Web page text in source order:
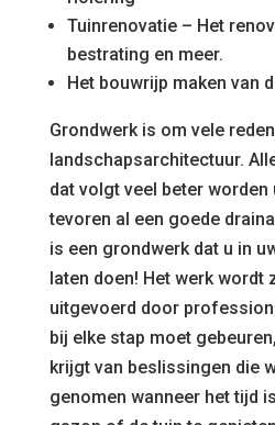
Tuinrenovatie – Het
bestrating en meer.
Het bouwrijp maken van
Grondwerk is om vele
landschapsarchitectuur.
dat volgt veel beter
tevoren al een goede
is een grondwerk dat u in
laten doen! Het werk wordt
uitgevoerd door
bij elke stap moet
krijgt van beslissingen die
genomen wanneer het tijd